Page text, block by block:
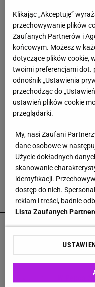
Malinowe
CCC ma je
Te buty
czółenka
Lniane
hitem.
Wsyp do
odzyskają
POLECAMY
Reserved
ten model
W Pepco
Klikając „Akceptuję”
przechowywanie plików
Zaufanych Partnerów i
końcowym. Możesz w
dotyczące plików cookie,
twoimi preferencjami dot.
odnośnik „Ustawienia
przechodząc do
ustawień plików cookie
przeglądarki.
My, nasi Zaufani
dane osobowe w
Użycie dokładnych
skanowanie
identyfikacji.
dostęp do nich.
reklam i treści, badnie
Lista Zaufanych